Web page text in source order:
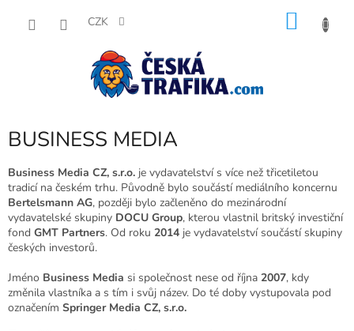
CZK
BUSINESS MEDIA
Business Media CZ, s.r.o. je vydavatelství s více než třicetiletou
tradicí na českém trhu. Původně bylo součástí mediálního koncernu
Bertelsmann AG, později bylo začleněno do mezinárodní
vydavatelské skupiny DOCU Group, kterou vlastnil britský investiční
fond GMT Partners. Od roku 2014 je vydavatelství součástí skupiny
českých investorů.
Jméno Business Media si společnost nese od října 2007, kdy
změnila vlastníka a s tím i svůj název. Do té doby vystupovala pod
označením Springer Media CZ, s.r.o.